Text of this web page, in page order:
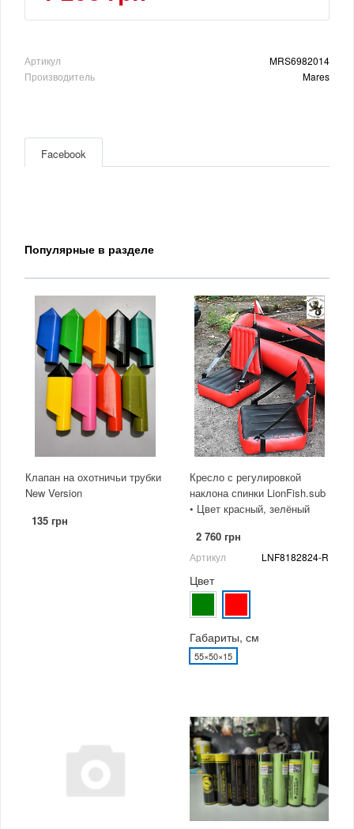
Артикул
MRS6982014
Производитель
Mares
Facebook
Популярные в разделе
Клапан на охотничьи трубки
New Version
135 грн
Кресло с регулировкой
наклона спинки LionFish.sub
• Цвет красный, зелёный
2 760 грн
Артикул LNF8182824-R
Цвет
Габариты, см
55×50×15